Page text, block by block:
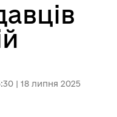
| 18 липня 2025